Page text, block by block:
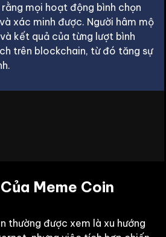
mọi hoạt động bình chọn
xác minh được. Người hâm mộ
kết quả của từng lượt bình
trên blockchain, từ đó tăng sự
Meme Coin
thường được xem là xu hướng